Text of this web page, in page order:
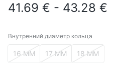
41.69 € - 43.28 €
Внутренний диаметр кольца
Внутренний диаметр кольца
16 ММ 17 ММ 18 ММ